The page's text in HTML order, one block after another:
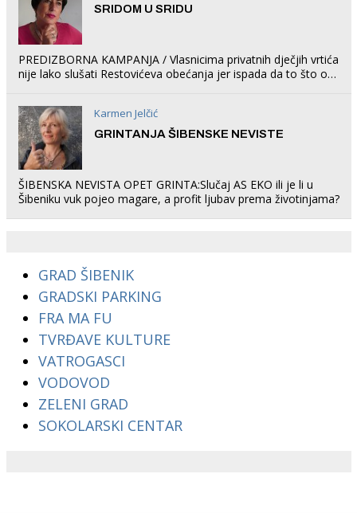
SRIDOM U SRIDU
PREDIZBORNA KAMPANJA / Vlasnicima privatnih dječjih vrtića
nije lako slušati Restovićeva obećanja jer ispada da to što oni
Karmen Jelčić
GRINTANJA ŠIBENSKE NEVISTE
ŠIBENSKA NEVISTA OPET GRINTA:Slučaj AS EKO ili je li u
Šibeniku vuk pojeo magare, a profit ljubav prema životinjama?
GRAD ŠIBENIK
GRADSKI PARKING
FRA MA FU
TVRĐAVE KULTURE
VATROGASCI
VODOVOD
ZELENI GRAD
SOKOLARSKI CENTAR